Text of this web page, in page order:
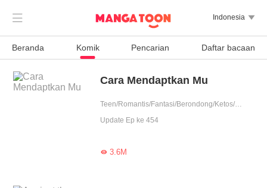
 Indonesia 
Beranda Komik Pencarian Daftar bacaan
Cara Mendaptkan Mu
Teen/Romantis/Fantasi/Berondong/Ketos/Badboy/Perjodohan/Nikahmuda/Spiritual/Indigo/Contributor
Update Ep ke 454
3.6M